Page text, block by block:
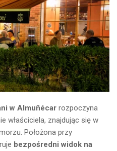
w Almuñécar rozpoczyna
właściciela, znajdując się w
Położona przy
bezpośredni widok na